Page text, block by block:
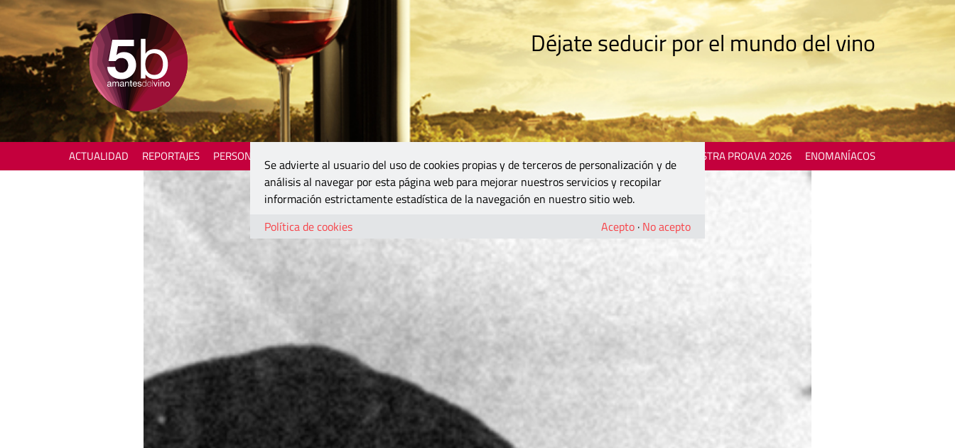
Déjate seducir por el mundo del vino
ACTUALIDAD REPORTAJES PERSONAJES MOSTRA PROAVA 2026 ENOMANÍACOS
Se advierte al usuario del uso de cookies propias y de terceros de personalización y de
análisis al navegar por esta página web para mejorar nuestros servicios y recopilar
información estrictamente estadística de la navegación en nuestro sitio web.
Política de cookies
Acepto · No acepto